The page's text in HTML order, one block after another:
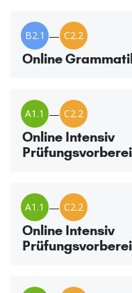
B2.1 — C2.2
Online
A1.1 — C2.2
Online Intensiv
A1.1 — C2.2
Online Intensiv